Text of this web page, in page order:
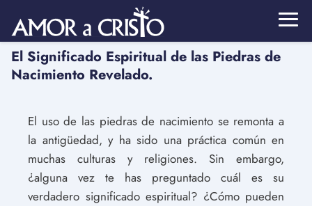
El Significado Espiritual de las Piedras de
Nacimiento Revelado.
El uso de las piedras de nacimiento se remonta a
la antigüedad, y ha sido una práctica común en
muchas culturas y religiones. Sin embargo,
¿alguna vez te has preguntado cuál es su
verdadero significado espiritual? ¿Cómo pueden